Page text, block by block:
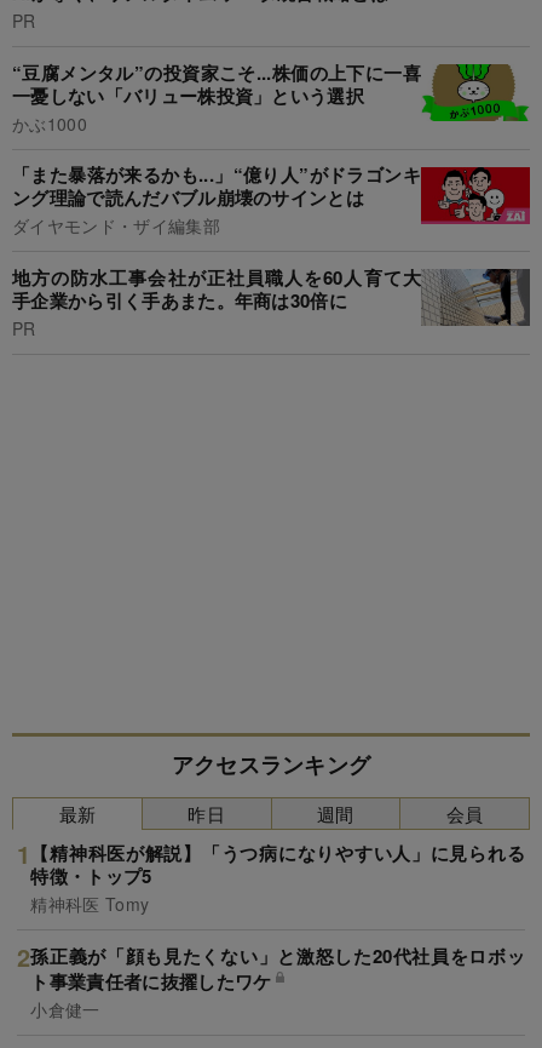
PR
“豆腐メンタル”の投資家こそ...株価の上下に一喜
一憂しない「バリュー株投資」という選択
かぶ1000
「また暴落が来るかも...」“億り人”がドラゴンキ
ング理論で読んだバブル崩壊のサインとは
ダイヤモンド・ザイ編集部
地方の防水工事会社が正社員職人を60人育て大
手企業から引く手あまた。年商は30倍に
PR
アクセスランキング
最新
【精神科医が解説】「うつ病になりやすい人」に見られる
特徴・トップ5
精神科医 Tomy
孫正義が「顔も見たくない」と激怒した20代社員をロボッ
ト事業責任者に抜擢したワケ
小倉健一
昨日 週間 会員